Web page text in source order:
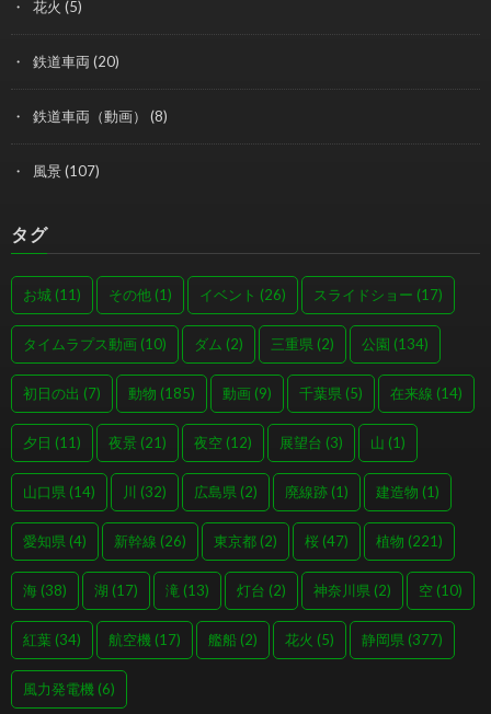
花火 (5)
鉄道車両 (20)
鉄道車両（動画） (8)
風景(107)
タグ
お城 (11) その他 (1) イベント (26) スライドショー (17)
タイムラプス動画 (10) ダム (2) 三重県 (2) 公園 (134)
初日の出 (7) 動物 (185) 動画 (9) 千葉県 (5) 在来線 (14)
夕日 (11) 夜景 (21) 夜空 (12) 展望台 (3) 山 (1)
山口県 (14) 川 (32) 広島県 (2) 廃線跡 (1) 建造物 (1)
愛知県 (4) 新幹線 (26) 東京都 (2) 桜 (47) 植物 (221)
海 (38) 湖 (17) 滝 (13) 灯台 (2) 神奈川県 (2) 空 (10)
紅葉 (34) 航空機 (17) 艦船 (2) 花火 (5) 静岡県 (377)
風力発電機 (6)